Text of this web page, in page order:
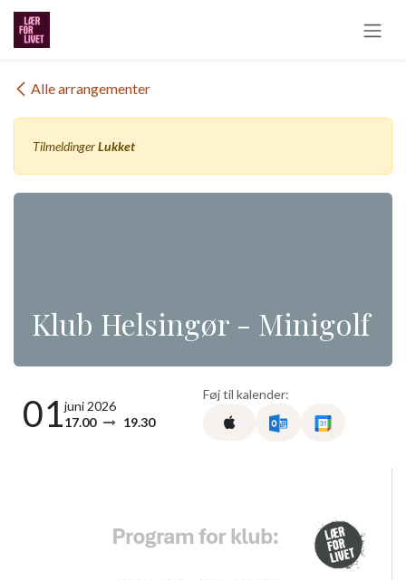
Gå til indhold
Alle arrangementer
TilmeldingerLukket
Klub Helsingør - Minigolf
01juni 2026
17.00
19.30
Føj til kalender: